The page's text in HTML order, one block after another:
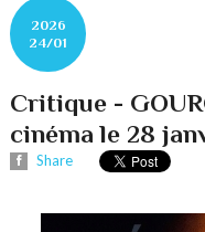
2026
24/01
Critique -
cinéma le 28
Share